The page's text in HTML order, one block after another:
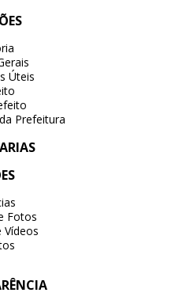
Úteis
Prefeitura
Fotos
Vídeos